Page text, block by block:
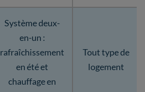
Système deux-
en-un :
rafraîchissement
en été et
chauffage en
Tout type de
logement